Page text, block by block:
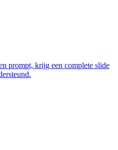
prompt, krijg een complete slide